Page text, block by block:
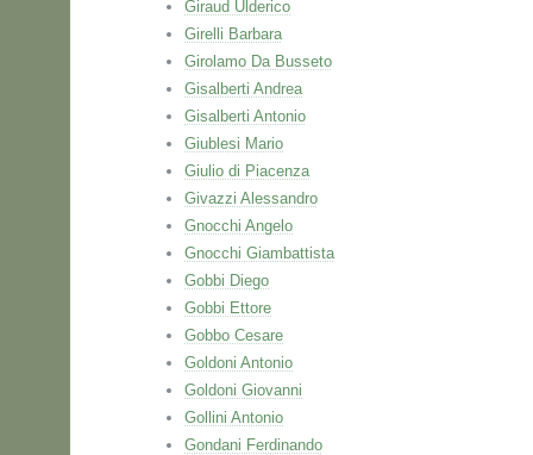
Giraud Ulderico
Girelli Barbara
Girolamo Da Busseto
Gisalberti Andrea
Gisalberti Antonio
Giublesi Mario
Giulio di Piacenza
Givazzi Alessandro
Gnocchi Angelo
Gnocchi Giambattista
Gobbi Diego
Gobbi Ettore
Gobbo Cesare
Goldoni Antonio
Goldoni Giovanni
Gollini Antonio
Gondani Ferdinando